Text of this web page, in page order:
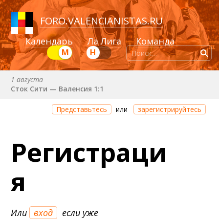
FORO.VALENCIANISTAS.RU
Календарь Ла Лига Команда
Н
М
1 августа
Сток Сити — Валенсия 1:1
Через 2 дня 4 часа 15 минут
Валенсия — Ньюкасл
Валенсия — Сельта
25 августа (вт) в 21:00 (исп)
30 августа (вс) в 19:30 (исп)
Представьтесь или зарегистрируйтесь
Регистраци
я
Или вход если уже